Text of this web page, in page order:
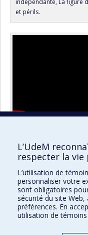
et périls.
Cette vidéo a été
"Paroles de chercheur-
les impressions de 41
sur quatre thématiques
fonction de la
société, soient :
indépendante, La figure
et périls.
L’UdeM
respecter la vie
L’utilisation de
personnaliser votre
sont obligatoires
sécurité du site Web,
préférences. En
utilisation de